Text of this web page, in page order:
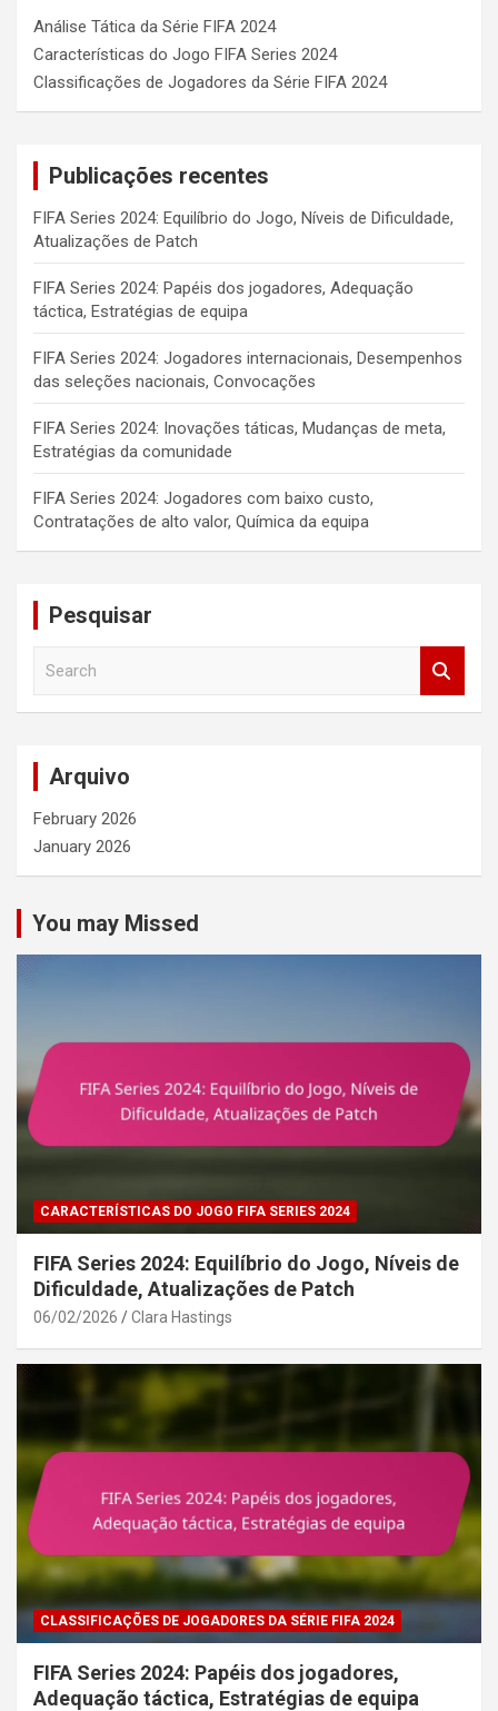
Análise Tática da Série FIFA 2024
Características do Jogo FIFA Series 2024
Classificações de Jogadores da Série FIFA 2024
Publicações recentes
FIFA Series 2024: Equilíbrio do Jogo, Níveis de Dificuldade,
Atualizações de Patch
FIFA Series 2024: Papéis dos jogadores, Adequação
táctica, Estratégias de equipa
FIFA Series 2024: Jogadores internacionais, Desempenhos
das seleções nacionais, Convocações
FIFA Series 2024: Inovações táticas, Mudanças de meta,
Estratégias da comunidade
FIFA Series 2024: Jogadores com baixo custo,
Contratações de alto valor, Química da equipa
Pesquisar
Arquivo
February 2026
January 2026
You may Missed
CARACTERÍSTICAS DO JOGO FIFA SERIES 2024
FIFA Series 2024: Equilíbrio do Jogo, Níveis de
Dificuldade, Atualizações de Patch
06/02/2026 Clara Hastings
CLASSIFICAÇÕES DE JOGADORES DA SÉRIE FIFA 2024
FIFA Series 2024: Papéis dos jogadores,
Adequação táctica, Estratégias de equipa